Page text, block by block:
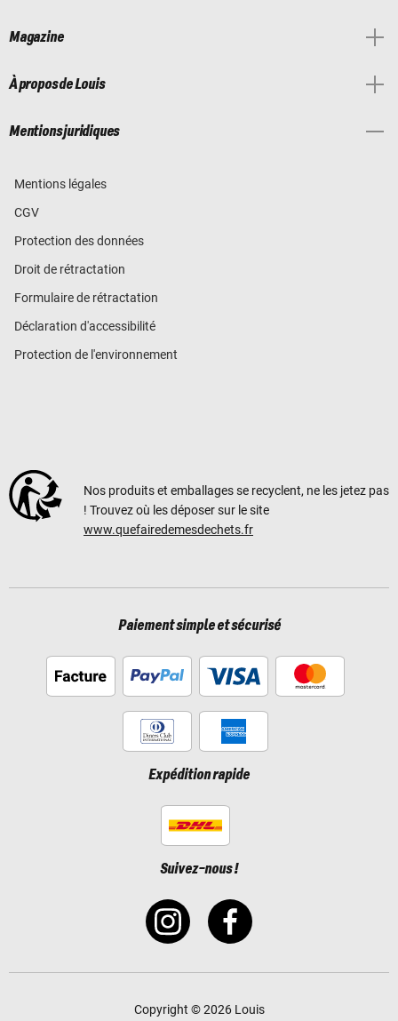
Magazine
À propos de Louis
Mentions juridiques
Mentions légales
CGV
Protection des données
Droit de rétractation
Formulaire de rétractation
Déclaration d'accessibilité
Protection de l'environnement
Nos produits et emballages se recyclent, ne les jetez pas
! Trouvez où les déposer sur le site
www.quefairedemesdechets.fr
Paiement simple et sécurisé
Expédition rapide
Suivez-nous !
Copyright © 2026 Louis